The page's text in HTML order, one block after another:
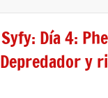
Día 4:
y